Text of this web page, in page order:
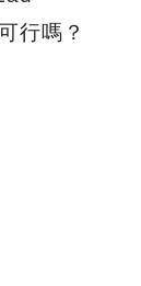
行嗎？